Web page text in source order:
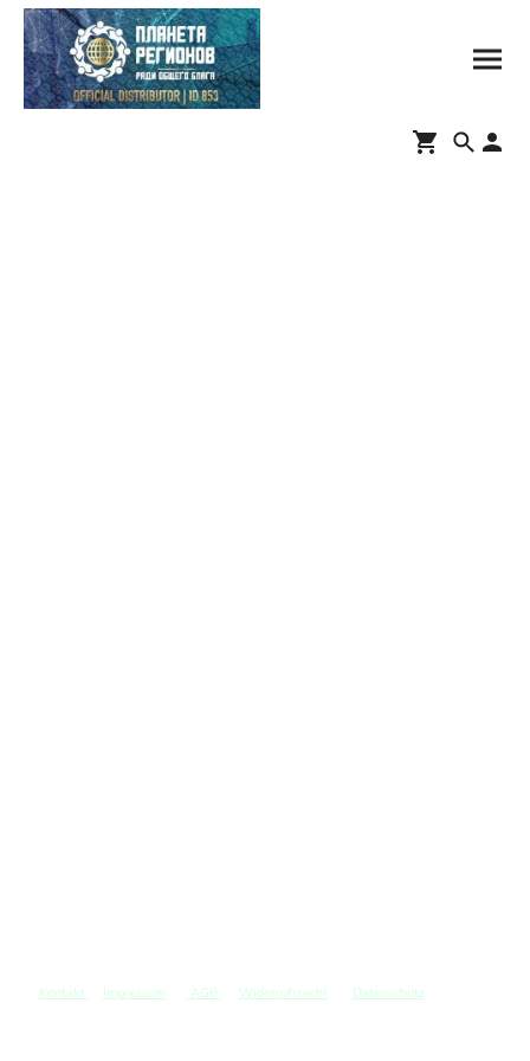
Kontakt Impressum AGB Widerrufsrecht Datenschutz